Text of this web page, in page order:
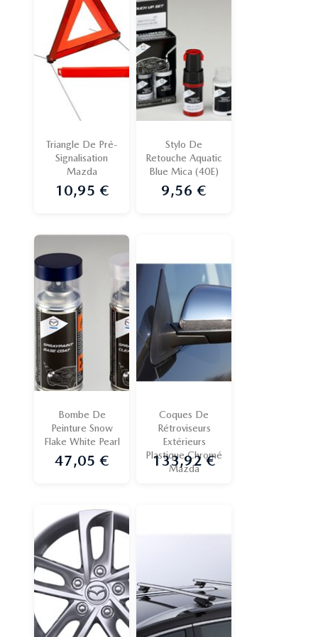
Triangle De Pré-
Signalisation
Mazda
Prix
10,95 €
Stylo De
Retouche Aquatic
Blue Mica (40E)
Prix
9,56 €
Bombe De
Peinture Snow
Flake White Pearl
Prix
47,05 €
Coques De
Rétroviseurs
Extérieurs
Plastique Chromé
Mazda
Prix
133,92 €